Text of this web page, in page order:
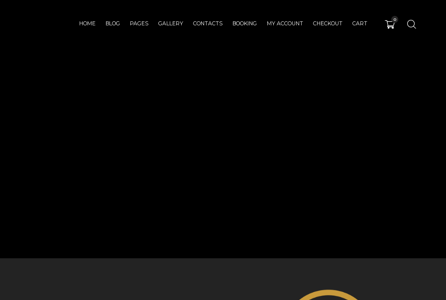
HOME BLOG PAGES GALLERY CONTACTS BOOKING MY ACCOUNT CHECKOUT CART
0